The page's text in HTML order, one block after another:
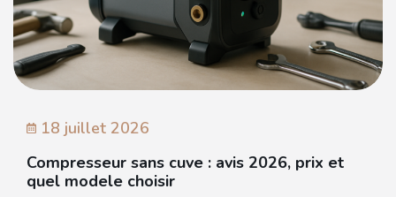
18 juillet 2026
Compresseur sans cuve : avis 2026, prix et
quel modele choisir